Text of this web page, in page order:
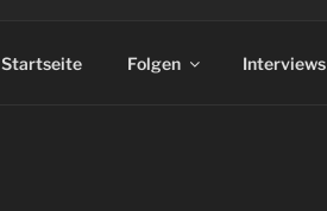
Startseite Folgen Interviews